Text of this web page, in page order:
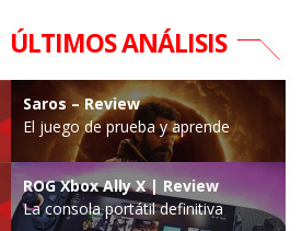
ÚLTIMOS ANÁLISIS
Saros – Review
El juego de prueba y aprende
ROG Xbox Ally X | Review
La consola portátil definitiva